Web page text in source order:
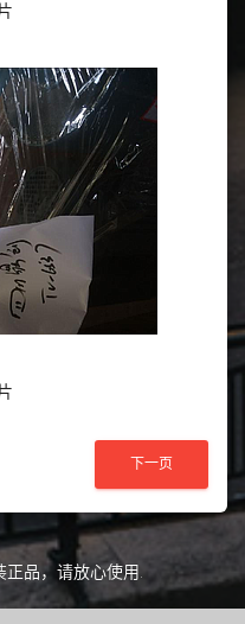
品，请放心使用.